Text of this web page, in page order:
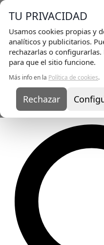
TU PRIVACIDAD
Usamos cookies propias y
analíticos y publicitarios.
rechazarlas o configurarlas.
para que el sitio funcione.
Más info en la Política de cookies.
Rechazar
Envio Gratisen
Inicio/Nail Art y Accesorios
Verde Salvia 19